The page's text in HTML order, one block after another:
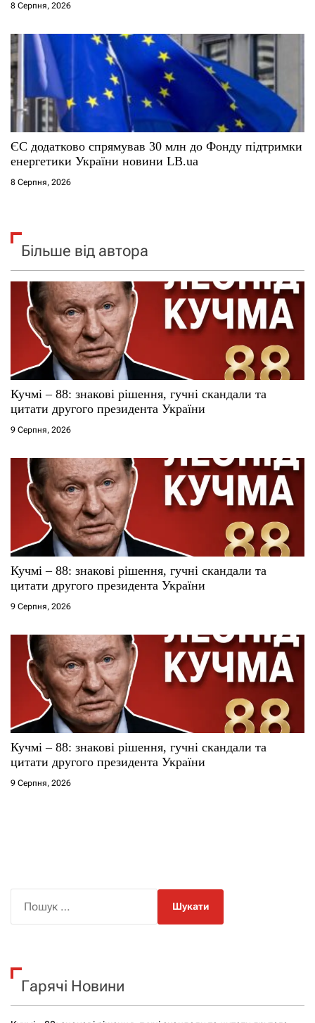
8 Серпня, 2026
ЄС додатково спрямував 30 млн до Фонду підтримки
енергетики України новини LB.ua
8 Серпня, 2026
Більше від автора
Кучмі – 88: знакові рішення, гучні скандали та
цитати другого президента України
9 Серпня, 2026
Кучмі – 88: знакові рішення, гучні скандали та
цитати другого президента України
9 Серпня, 2026
Кучмі – 88: знакові рішення, гучні скандали та
цитати другого президента України
9 Серпня, 2026
к
Гарячі Новини